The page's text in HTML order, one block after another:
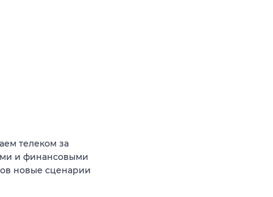
телеком за
и финансовыми
новые сценарии